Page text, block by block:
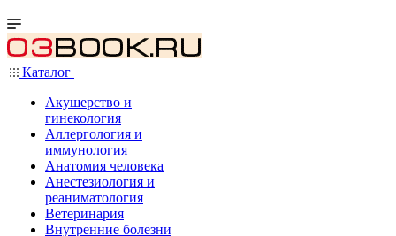
Каталог
Акушерство и
гинекология
Аллергология и
иммунология
Анатомия человека
Анестезиология и
реаниматология
Ветеринария
Внутренние болезни